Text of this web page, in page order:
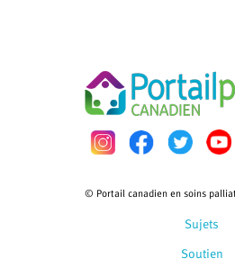
Sujets
Soutien
© Portail canadien en soins